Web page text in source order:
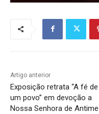
Artigo anterior
Exposição retrata “A fé de
um povo” em devoção a
Nossa Senhora de Antime